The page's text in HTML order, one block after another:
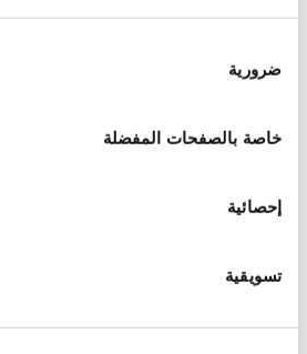
الموافقة
ضرورية
خاصة بالصفحات المفضلة
إحصائية
تسويقية
مشاركة عبر:
كود المنتج